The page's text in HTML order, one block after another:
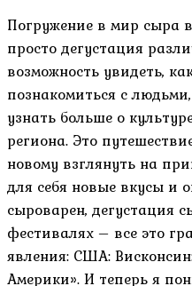
Погружение в мир сыра
просто дегустация
возможность увидеть,
познакомиться с
узнать больше о
региона. Это
новому взглянуть на
для себя новые вкусы и
сыроварен, дегустация
фестивалях – все это
явления: США:
Америки». И теперь я